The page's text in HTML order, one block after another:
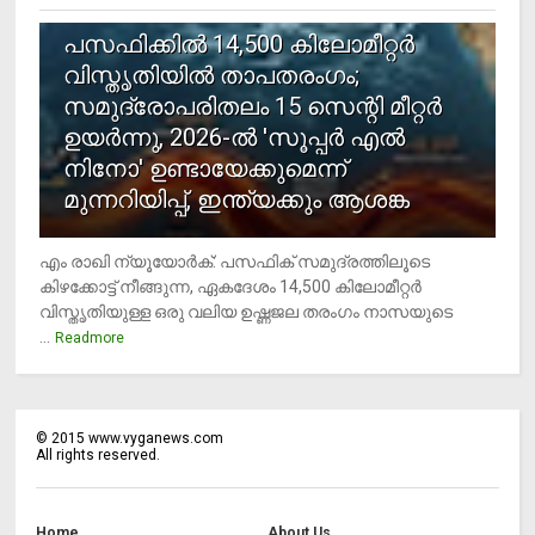
പസഫിക്കില്‍ 14,500 കിലോമീറ്റര്‍
വിസ്തൃതിയില്‍ താപതരംഗം;
സമുദ്രോപരിതലം 15 സെന്റി മീറ്റര്‍
ഉയര്‍ന്നു, 2026-ല്‍ 'സൂപ്പര്‍ എല്‍
നിനോ' ഉണ്ടായേക്കുമെന്ന്
മുന്നറിയിപ്പ്, ഇന്ത്യക്കും ആശങ്ക
എം രാഖി ന്യൂയോര്‍ക്: പസഫിക് സമുദ്രത്തിലൂടെ
കിഴക്കോട്ട് നീങ്ങുന്ന, ഏകദേശം 14,500 കിലോമീറ്റര്‍
വിസ്തൃതിയുള്ള ഒരു വലിയ ഉഷ്ണജല തരംഗം നാസയുടെ
Readmore
© 2015 www.vyganews.com
All rights reserved.